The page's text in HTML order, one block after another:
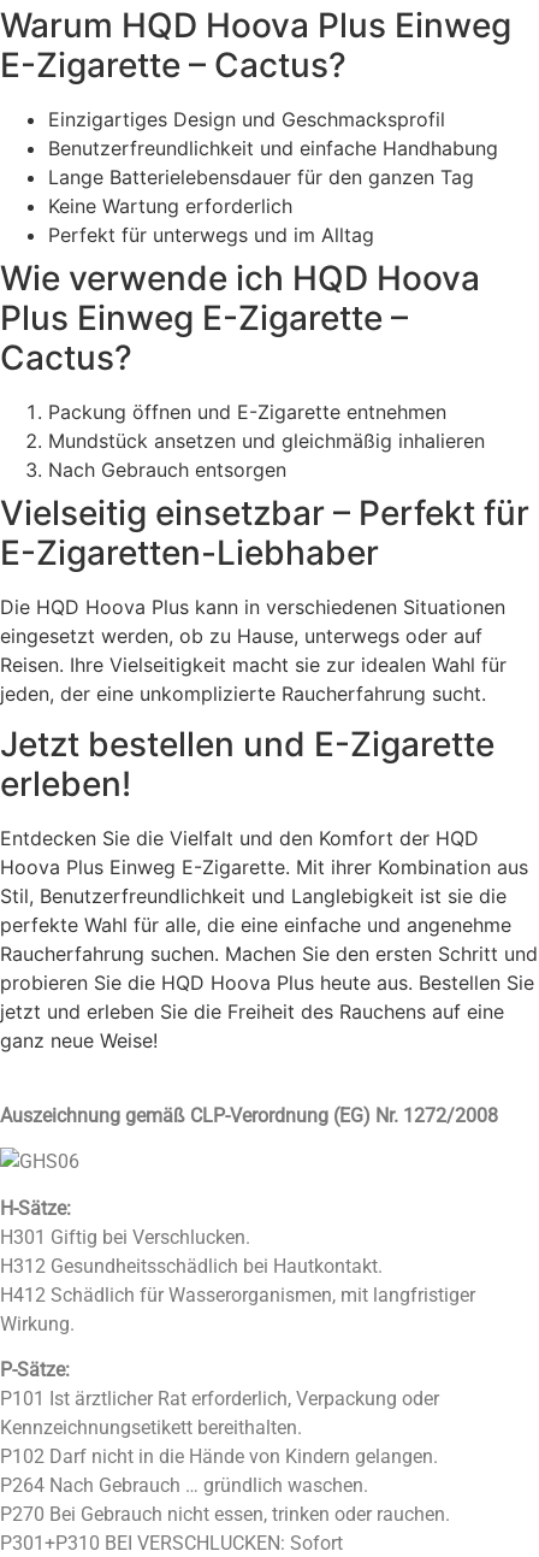
Warum HQD Hoova Plus Einweg
E-Zigarette – Cactus?
Einzigartiges Design und Geschmacksprofil
Benutzerfreundlichkeit und einfache Handhabung
Lange Batterielebensdauer für den ganzen Tag
Keine Wartung erforderlich
Perfekt für unterwegs und im Alltag
Wie verwende ich HQD Hoova
Plus Einweg E-Zigarette –
Cactus?
Packung öffnen und E-Zigarette entnehmen
Mundstück ansetzen und gleichmäßig inhalieren
Nach Gebrauch entsorgen
Vielseitig einsetzbar – Perfekt für
E-Zigaretten-Liebhaber
Die HQD Hoova Plus kann in verschiedenen Situationen
eingesetzt werden, ob zu Hause, unterwegs oder auf
Reisen. Ihre Vielseitigkeit macht sie zur idealen Wahl für
jeden, der eine unkomplizierte Raucherfahrung sucht.
Jetzt bestellen und E-Zigarette
erleben!
Entdecken Sie die Vielfalt und den Komfort der HQD
Hoova Plus Einweg E-Zigarette. Mit ihrer Kombination aus
Stil, Benutzerfreundlichkeit und Langlebigkeit ist sie die
perfekte Wahl für alle, die eine einfache und angenehme
Raucherfahrung suchen. Machen Sie den ersten Schritt und
probieren Sie die HQD Hoova Plus heute aus. Bestellen Sie
jetzt und erleben Sie die Freiheit des Rauchens auf eine
ganz neue Weise!
Auszeichnung gemäß CLP-Verordnung (EG) Nr. 1272/2008
H-Sätze:
H301 Giftig bei Verschlucken.
H312 Gesundheitsschädlich bei Hautkontakt.
H412 Schädlich für Wasserorganismen, mit langfristiger
Wirkung.
P-Sätze:
P101 Ist ärztlicher Rat erforderlich, Verpackung oder
Kennzeichnungsetikett bereithalten.
P102 Darf nicht in die Hände von Kindern gelangen.
P264 Nach Gebrauch … gründlich waschen.
P270 Bei Gebrauch nicht essen, trinken oder rauchen.
P301+P310 BEI VERSCHLUCKEN: Sofort